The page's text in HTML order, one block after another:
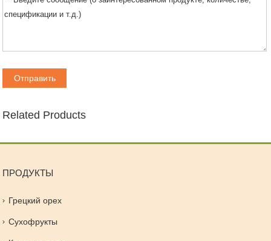
Related Products
ПРОДУКТЫ
Грецкий орех
Сухофрукты